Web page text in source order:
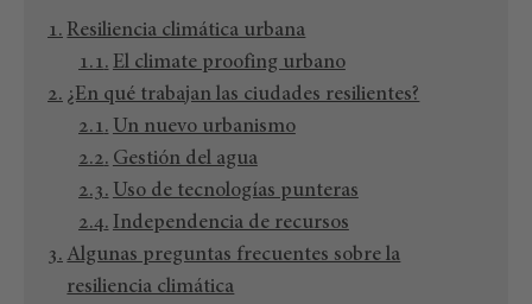
Resiliencia climática urbana
El climate proofing urbano
¿En qué trabajan las ciudades resilientes?
Un nuevo urbanismo
Gestión del agua
Uso de tecnologías punteras
Independencia de recursos
Algunas preguntas frecuentes sobre la
resiliencia climática